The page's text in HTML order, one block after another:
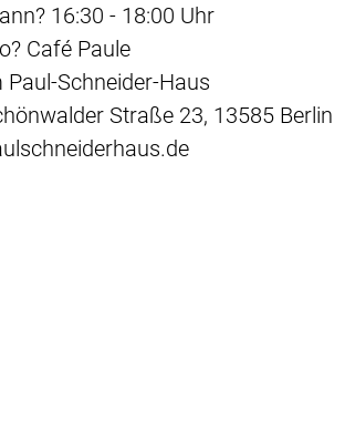
16:30 - 18:00 Uhr
Café Paule
Paul-Schneider-Haus
Straße 23, 13585 Berlin